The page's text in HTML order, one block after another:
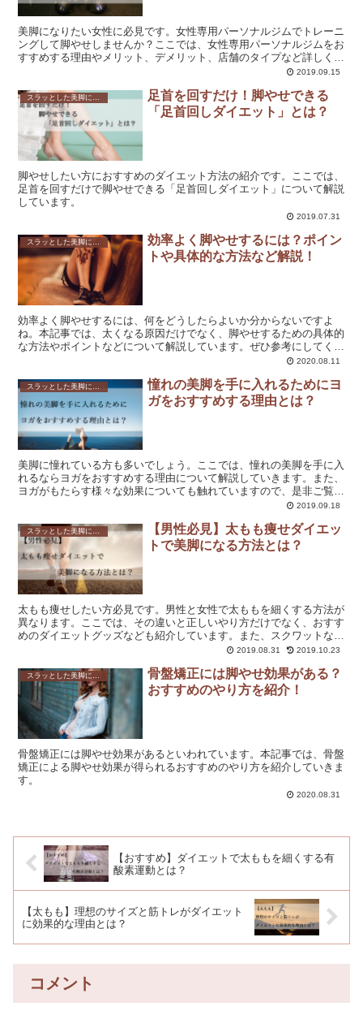
美脚になりたい女性に必見です。女性専用パーソナルジムでトレーニ
ングして脚やせしませんか？ここでは、女性専用パーソナルジムをお
すすめする理由やメリット、デメリット、店舗のタイプなど詳しく解
2019.09.15
スラッとした美脚になれる！脚やせダイエットの方法を解説！
足首を回すだけ！脚やせできる
「足首回しダイエット」とは？
脚やせしたい方におすすめのダイエット方法の紹介です。ここでは、
足首を回すだけで脚やせできる「足首回しダイエット」について解説
しています。
2019.07.31
スラッとした美脚になれる！脚やせダイエットの方法を解説！
効率よく脚やせするには？ポイン
トや具体的な方法など解説！
効率よく脚やせするには、何をどうしたらよいか分からないですよ
ね。本記事では、太くなる原因だけでなく、脚やせするための具体的
な方法やポイントなどについて解説しています。ぜひ参考にしてくだ
2020.08.11
スラッとした美脚になれる！脚やせダイエットの方法を解説！
憧れの美脚を手に入れるためにヨ
ガをおすすめする理由とは？
美脚に憧れている方も多いでしょう。ここでは、憧れの美脚を手に入
れるならヨガをおすすめする理由について解説していきます。また、
ヨガがもたらす様々な効果についても触れていますので、是非ご覧く
2019.09.18
スラッとした美脚になれる！脚やせダイエットの方法を解説！
【男性必見】太もも痩せダイエッ
トで美脚になる方法とは？
太もも痩せしたい方必見です。男性と女性で太ももを細くする方法が
異なります。ここでは、その違いと正しいやり方だけでなく、おすす
めのダイエットグッズなども紹介しています。また、スクワットなど
の効果的な筋トレやエクササイズ、1週間の短期間で効果を実感でき
2019.08.31 2019.10.23
スラッとした美脚になれる！脚やせダイエットの方法を解説！
骨盤矯正には脚やせ効果がある？
おすすめのやり方を紹介！
骨盤矯正には脚やせ効果があるといわれています。本記事では、骨盤
矯正による脚やせ効果が得られるおすすめのやり方を紹介していきま
す。
2020.08.31
【おすすめ】ダイエットで太ももを細くする有
酸素運動とは？
【太もも】理想のサイズと筋トレがダイエット
に効果的な理由とは？
コメント